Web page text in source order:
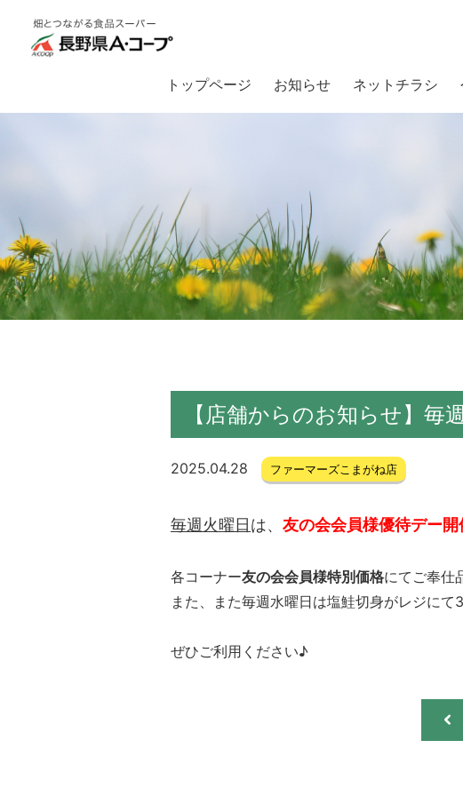
トップページ お知らせ ネットチラシ
【店舗からのお知らせ】毎週火曜日はお得がいっぱい♪
【店舗からのお知らせ】
2025.04.28 ファーマーズこまがね店
毎週火曜日は、 友の会会員様優待デー開
各コーナー友の会会員様特別価格にてご奉仕
また、また毎週水曜日は塩鮭切身がレジに
ぜひご利用ください♪